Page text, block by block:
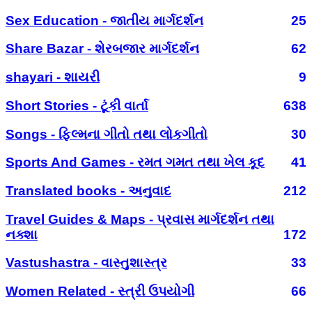
Sex Education - જાતીય માર્ગદર્શન
25
Share Bazar - શેરબજાર માર્ગદર્શન
62
shayari - શાયરી
9
Short Stories - ટૂંકી વાર્તા
638
Songs - ફિલ્મના ગીતો તથા લોકગીતો
30
Sports And Games - રમત ગમત તથા ખેલ કૂદ
41
Translated books - અનુવાદ
212
Travel Guides & Maps - પ્રવાસ માર્ગદર્શન તથા
નક્શા
172
Vastushastra - વાસ્તુશાસ્ત્ર
33
Women Related - સ્ત્રી ઉપયોગી
66